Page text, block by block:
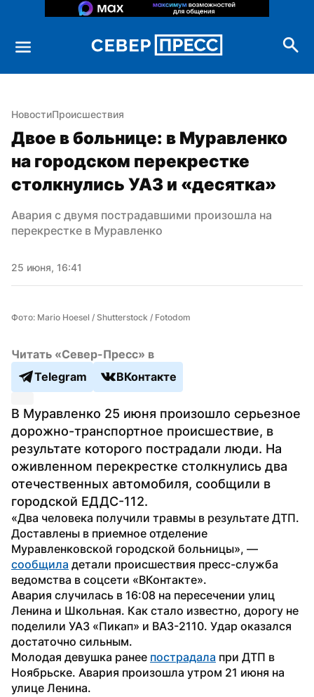
НовостиПроисшествия
Двое в больнице: в Муравленко
на городском перекрестке
столкнулись УАЗ и «десятка»
Авария с двумя пострадавшими произошла на
перекрестке в Муравленко
25 июня, 16:41
Фото: Mario Hoesel / Shutterstock / Fotodom
Читать «Север-Пресс» в
Telegram
ВКонтакте
В Муравленко 25 июня произошло серьезное
дорожно-транспортное происшествие, в
результате которого пострадали люди. На
оживленном перекрестке столкнулись два
отечественных автомобиля, сообщили в
городской ЕДДС-112.
«Два человека получили травмы в результате ДТП.
Доставлены в приемное отделение
сообщила детали происшествия пресс-служба
ведомства в соцсети «ВКонтакте».
Авария случилась в 16:08 на пересечении улиц
Ленина и Школьная. Как стало известно, дорогу не
поделили УАЗ «Пикап» и ВАЗ-2110. Удар оказался
достаточно сильным.
Молодая девушка ранее пострадала при ДТП в
Ноябрьске. Авария произошла утром 21 июня на
улице Ленина.